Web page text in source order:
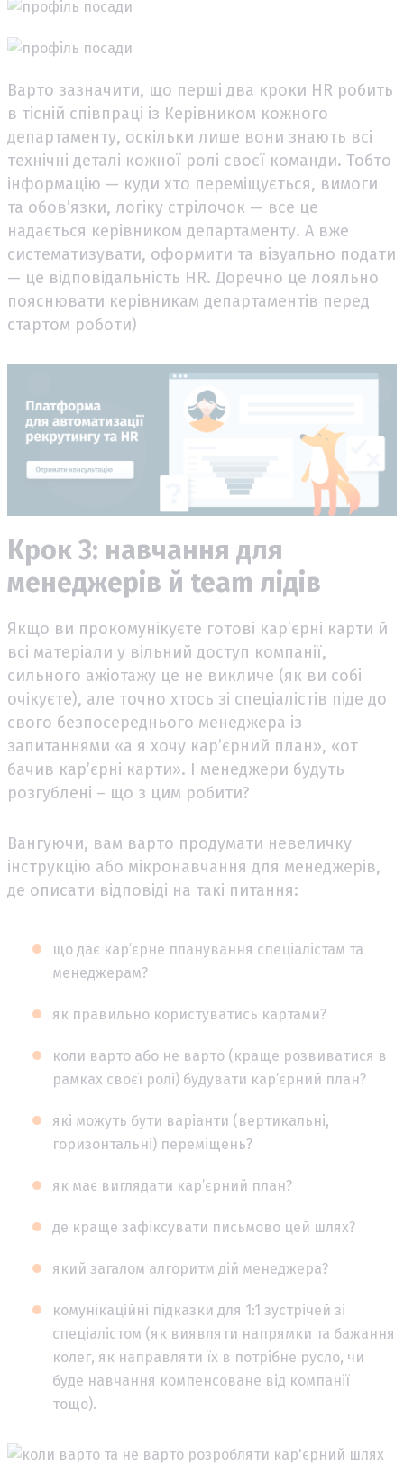
Варто зазначити, що перші два кроки HR робить
в тісній співпраці із Керівником кожного
департаменту, оскільки лише вони знають всі
технічні деталі кожної ролі своєї команди. Тобто
інформацію — куди хто переміщується, вимоги
та обов’язки, логіку стрілочок — все це
надається керівником департаменту. А вже
систематизувати, оформити та візуально подати
— це відповідальність HR. Доречно це лояльно
пояснювати керівникам департаментів перед
стартом роботи)
Крок 3: навчання для
менеджерів й team лідів
Якщо ви прокомунікуєте готові кар’єрні карти й
всі матеріали у вільний доступ компанії,
сильного ажіотажу це не викличе (як ви собі
очікуєте), але точно хтось зі спеціалістів піде до
свого безпосереднього менеджера із
запитаннями «а я хочу кар’єрний план», «от
бачив кар’єрні карти». І менеджери будуть
розгублені – що з цим робити?
Вангуючи, вам варто продумати невеличку
інструкцію або мікронавчання для менеджерів,
де описати відповіді на такі питання:
що дає кар’єрне планування спеціалістам та
менеджерам?
як правильно користуватись картами?
коли варто або не варто (краще розвиватися в
рамках своєї ролі) будувати кар’єрний план?
які можуть бути варіанти (вертикальні,
горизонтальні) переміщень?
як має виглядати кар’єрний план?
де краще зафіксувати письмово цей шлях?
який загалом алгоритм дій менеджера?
комунікаційні підказки для 1:1 зустрічей зі
спеціалістом (як виявляти напрямки та бажання
колег, як направляти їх в потрібне русло, чи
буде навчання компенсоване від компанії
тощо).